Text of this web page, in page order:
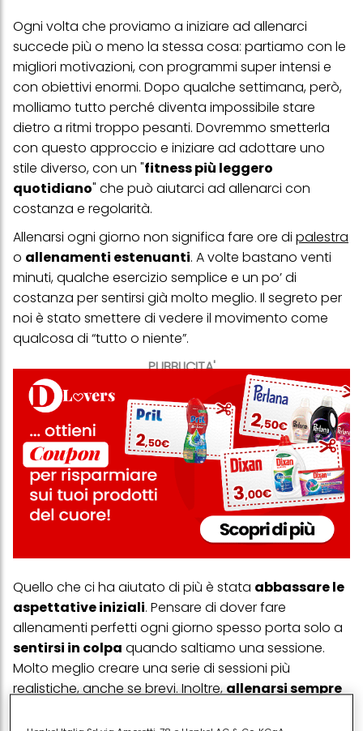
PUBBLICITA'
Ogni volta che proviamo a iniziare ad allenarci
succede più o meno la stessa cosa: partiamo con le
migliori motivazioni, con programmi super intensi e
con obiettivi enormi. Dopo qualche settimana, però,
molliamo tutto perché diventa impossibile stare
dietro a ritmi troppo pesanti. Dovremmo smetterla
con questo approccio e iniziare ad adottare uno
stile diverso, con un "fitness più leggero
quotidiano" che può aiutarci ad allenarci con
costanza e regolarità.
Allenarsi ogni giorno non significa fare ore di palestra
o allenamenti estenuanti. A volte bastano venti
minuti, qualche esercizio semplice e un po’ di
costanza per sentirsi già molto meglio. Il segreto per
noi è stato smettere di vedere il movimento come
qualcosa di “tutto o niente”.
Quello che ci ha aiutato di più è stata abbassare le
aspettative iniziali. Pensare di dover fare
allenamenti perfetti ogni giorno spesso porta solo a
sentirsi in colpa quando saltiamo una sessione.
Molto meglio creare una serie di sessioni più
realistiche, anche se brevi. Inoltre, allenarsi sempre